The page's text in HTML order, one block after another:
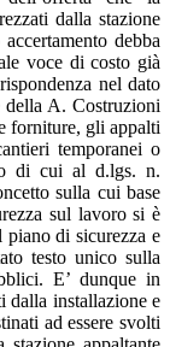
dalla stazione
debba
voce di costo già
nel dato
della A. Costruzioni
forniture, gli appalti
temporanei o
di cui al d.lgs. n.
sulla cui base
sul lavoro si è
di sicurezza e
testo unico sulla
E’ dunque in
dalla installazione e
ad essere svolti